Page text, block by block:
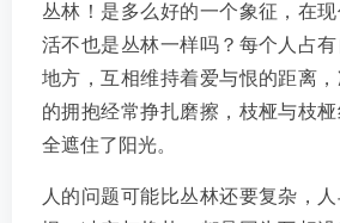
丛林！是多么好的一个象征，在
活不也是丛林一样吗？每个人占
地方，互相维持着爱与恨的距离
的拥抱经常挣扎磨擦，枝桠与枝
全遮住了阳光。
人的问题可能比丛林还要复杂，